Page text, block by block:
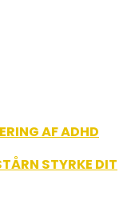
AF ADHD
STYRKE DIT